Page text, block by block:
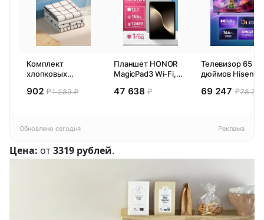
Комплект
хлопковых
полотенец 4 шт,
902₽1 289 ₽
Планшет HONOR
MagicPad3 Wi-Fi,
Snapdragon 8,
47 638 ₽
Телевизор 65
дюймов Hisense
(2026) Смарт ТВ
69 247 ₽78
Обновлено сегодня Реклама
Цена: от3319 рублей.